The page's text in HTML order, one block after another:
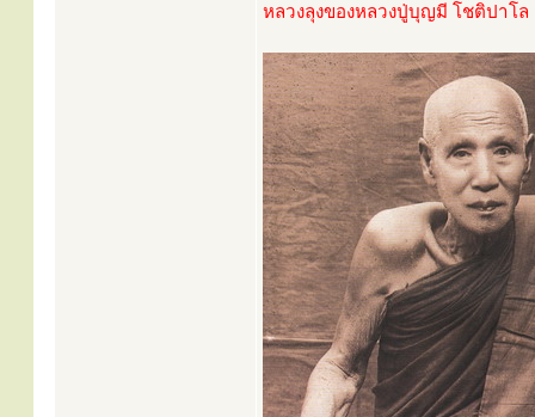
หลวงลุงของหลวงปู่บุญมี โชติปาโล